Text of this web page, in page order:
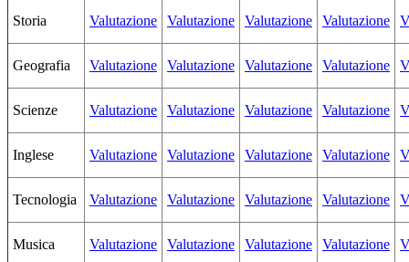
Storia Valutazione Valutazione Valutazione Valutazione
Geografia Valutazione Valutazione Valutazione Valutazione
Scienze Valutazione Valutazione Valutazione Valutazione
Inglese Valutazione Valutazione Valutazione Valutazione
Tecnologia Valutazione Valutazione Valutazione Valutazione
Musica Valutazione Valutazione Valutazione Valutazione